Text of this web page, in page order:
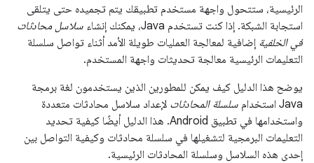
الرئيسية، ستتحول واجهة مستخدم تطبيقك يتم تجميده حتى يتلقى
استجابة الشبكة. إذا كنت تستخدم Java، يمكنك إنشاء
سلاسل محادثات
في الخلفية إضافية لمعالجة العمليات طويلة الأمد أثناء تواصل سلسلة
التعليمات الرئيسية معالجة تحديثات واجهة المستخدم.
يوضح هذا الدليل كيف يمكن للمطورين الذين يستخدمون لغة برمجة
Java استخدام
سلسلة المحادثات لإعداد سلاسل محادثات متعددة
واستخدامها في تطبيق Android. هذا الدليل أيضًا كيفية تحديد
التعليمات البرمجية لتشغيلها في سلسلة محادثات وكيفية التواصل بين
إحدى هذه السلاسل وسلسلة المحادثات الرئيسية.